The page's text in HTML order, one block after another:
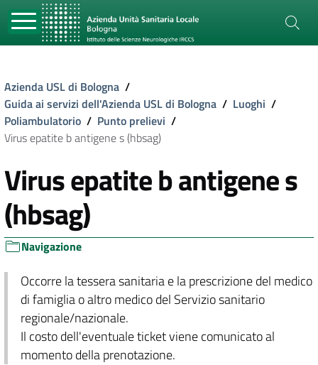
Azienda USL di Bologna /
Guida ai servizi dell'Azienda USL di Bologna / Luoghi /
Poliambulatorio / Punto prelievi /
Virus epatite b antigene s (hbsag)
Virus epatite b antigene s
(hbsag)
Navigazione
Occorre la tessera sanitaria e la prescrizione del medico
di famiglia o altro medico del Servizio sanitario
regionale/nazionale.
Il costo dell'eventuale ticket viene comunicato al
momento della prenotazione.